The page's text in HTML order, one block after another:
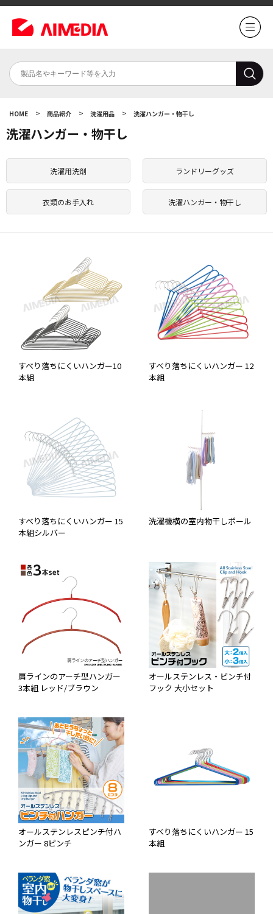
HOME > 商品紹介 > 洗濯用品 > 洗濯ハンガー・物干し
洗濯ハンガー・物干し
洗濯用洗剤 ランドリーグッズ
衣類のお手入れ 洗濯ハンガー・物干し
すべり落ちにくいハンガー10
本組
すべり落ちにくいハンガー 12
本組
すべり落ちにくいハンガー 15
本組シルバー
洗濯機横の室内物干しポール
肩ラインのアーチ型ハンガー
3本組 レッド/ブラウン
オールステンレス・ピンチ付
フック 大小セット
オールステンレスピンチ付ハ
ンガー 8ピンチ
すべり落ちにくいハンガー 15
本組